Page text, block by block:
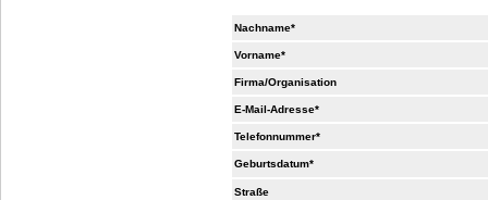
Nachname*
Vorname*
Firma/Organisation
E-Mail-Adresse*
Telefonnummer*
Geburtsdatum*
Straße